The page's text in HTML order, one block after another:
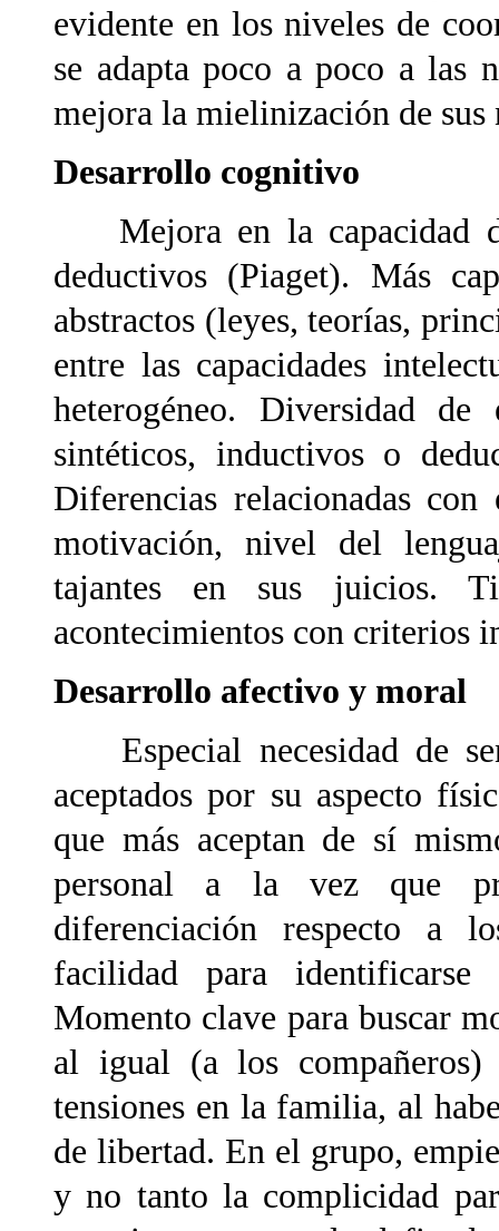
evidente en los niveles de
se adapta poco a poco a las
mejora la mielinización de
Desarrollo cognitivo
Mejora en la capacidad
deductivos (Piaget). Más
abstractos (leyes, teorías,
entre las capacidades
heterogéneo. Diversidad
sintéticos, inductivos o
Diferencias relacionadas
motivación, nivel del
tajantes en sus juicios.
acontecimientos con criterios
Desarrollo afectivo y
Especial necesidad de
aceptados por su aspecto
que más aceptan de sí
personal a la vez que
diferenciación respecto a
facilidad para identificarse
Momento clave para buscar
al igual (a los
tensiones en la familia, al
de libertad. En el grupo,
y no tanto la complicidad